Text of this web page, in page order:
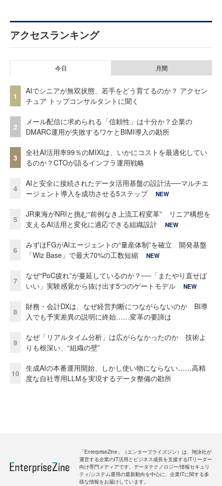
アクセスランキング
今日 月間
1
AIでシニアが無双状態、若手をどう育てるのか？ アクセン
チュア トップコンサルタントに聞く
2
メール配信に求められる「信頼性」は十分か？企業の
DMARC運用が失敗するワケとBIMI導入の勘所
3
全社AI活用率99％のMIXIは、いかにコストを最適化してい
るのか？CTOが語るインフラ運用戦略
4
AIと安全に接続されたデータ活用基盤の設計法──マルチエ
ージェント導入を成功させる5ステップ
NEW
5
JR東海がNRIと挑む“前例なき上流工程変革” リニア構想を
支えるAI活用と変化に適応できる組織設計
NEW
6
みずほFGがAIエージェントの“量産体制”を確立 開発基盤
「Wiz Base」で最大70%の工数短縮
NEW
7
なぜ“PoC疲れ”が蔓延しているのか？──「またやり直せば
いい」実験感覚から抜け出す5つのゲートモデル
NEW
8
財務・会計DXは、なぜ経営判断につながらないのか BI導
入でも予実差異の説明に終始……変革の要諦は
9
なぜ「リアルタイム分析」は広がらなかったのか 技術よ
りも根深い、“組織の壁”
10
生成AIの本番運用開始、しかし使い物にならない……高精
度な自社専用LLMを実現するデータ整備の勘所
「EnterpriseZine」（エンタープライズジン）は、翔泳社が
運営する企業のIT活用とビジネス成長を支援するITリーダー
向け専門メディアです。データテクノロジー/情報セキュリ
ティ/システム運用の最新動向を中心に、企業ITに関する多
様な情報をお届けしています。